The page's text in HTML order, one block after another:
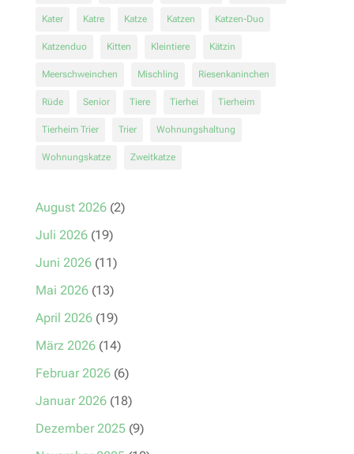
Kater Katre Katze Katzen Katzen-Duo
Katzenduo Kitten Kleintiere Kätzin
Meerschweinchen Mischling Riesenkaninchen
Rüde Senior Tiere Tierhei Tierheim
Tierheim Trier Trier Wohnungshaltung
Wohnungskatze Zweitkatze
August 2026(2)
Juli 2026(19)
Juni 2026(11)
Mai 2026(13)
April 2026(19)
März 2026(14)
Februar 2026(6)
Januar 2026(18)
Dezember 2025(9)